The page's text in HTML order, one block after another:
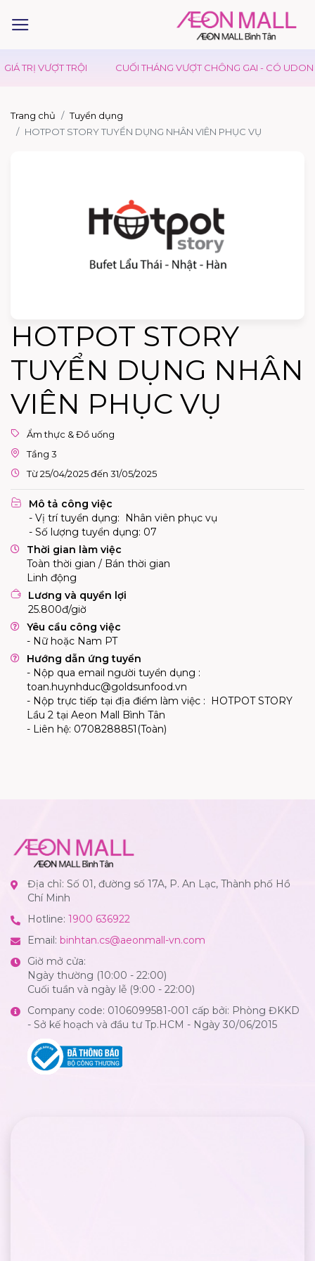
TRỊ VƯỢT TRỘI CUỐI THÁNG VƯỢT CHÔNG GAI - CÓ UDON
Trang chủ
Tuyển dụng
HOTPOT STORY TUYỂN DỤNG NHÂN VIÊN PHỤC VỤ
HOTPOT STORY
TUYỂN DỤNG NHÂN
VIÊN PHỤC VỤ
Ẩm thực & Đồ uống
Tầng 3
Từ 25/04/2025 đến 31/05/2025
Mô tả công việc
- Vị trí tuyển dụng: Nhân viên phục vụ
- Số lượng tuyển dụng: 07
Thời gian làm việc
Toàn thời gian / Bán thời gian
Linh động
Lương và quyền lợi
25.800đ/giờ
Yêu cầu công việc
- Nữ hoặc Nam PT
Hướng dẫn ứng tuyển
- Nộp qua email người tuyển dụng :
toan.huynhduc@goldsunfood.vn
- Nộp trực tiếp tại địa điểm làm việc : HOTPOT STORY
Lầu 2 tại Aeon Mall Bình Tân
- Liên hệ: 0708288851 (Toàn)
Địa chỉ: Số 01, đường số 17A, P. An Lạc, Thành phố Hồ
Chí Minh
Hotline: 1900 636922
Email: binhtan.cs@aeonmall-vn.com
Giờ mở cửa:
Ngày thường (10:00 - 22:00)
Cuối tuần và ngày lễ (9:00 - 22:00)
Company code: 0106099581-001 cấp bởi: Phòng ĐKKD
- Sở kế hoạch và đầu tư Tp.HCM - Ngày 30/06/2015